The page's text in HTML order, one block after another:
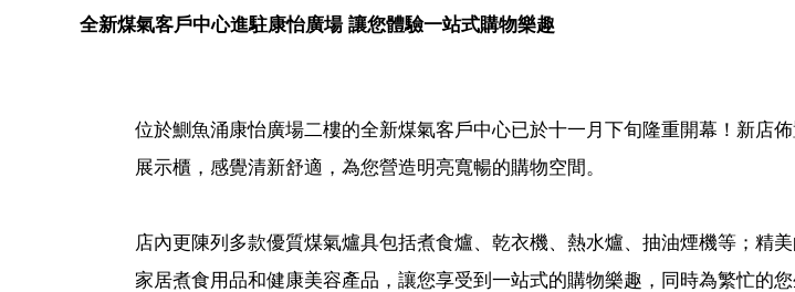
全新煤氣客戶中心進駐康怡廣場 讓您體驗一站式購物樂趣
位於鰂魚涌康怡廣場二樓的全新煤氣客戶中心已於十一月下旬隆重開幕！新店
展示櫃，感覺清新舒適，為您營造明亮寬暢的購物空間。
店內更陳列多款優質煤氣爐具包括煮食爐、乾衣機、熱水爐、抽油煙機等；精
家居煮食用品和健康美容產品，讓您享受到一站式的購物樂趣，同時為繁忙的